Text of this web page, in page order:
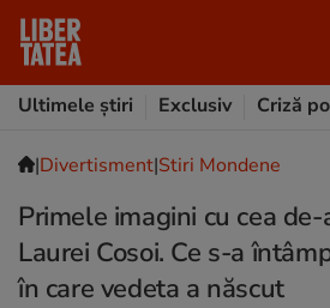
Ultimele știri
Exclusiv Criză
|Divertisment|Stiri Mondene
Primele imagini cu cea
Laurei Cosoi. Ce s-a
în care vedeta a născut